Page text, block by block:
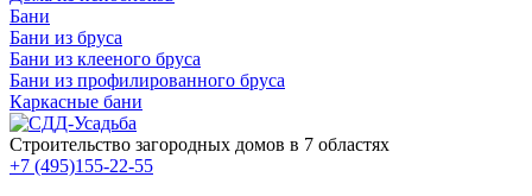
Бани
Бани из бруса
Бани из клееного бруса
Бани из профилированного бруса
Каркасные бани
Строительство загородных домов в 7 областях
+7 (495)155-22-55